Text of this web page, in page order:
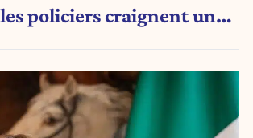
policiers craignent une